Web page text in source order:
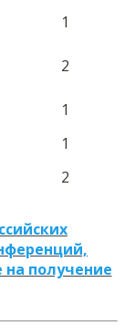
1
2
1
1
2
получение